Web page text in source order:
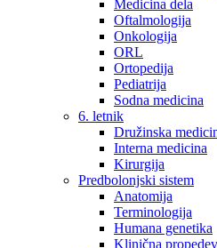
Medicina dela
Oftalmologija
Onkologija
ORL
Ortopedija
Pediatrija
Sodna medicina
6. letnik
Družinska
Interna medicina
Kirurgija
Predbolonjski sistem
Anatomija
Terminologija
Humana genetika
Klinična